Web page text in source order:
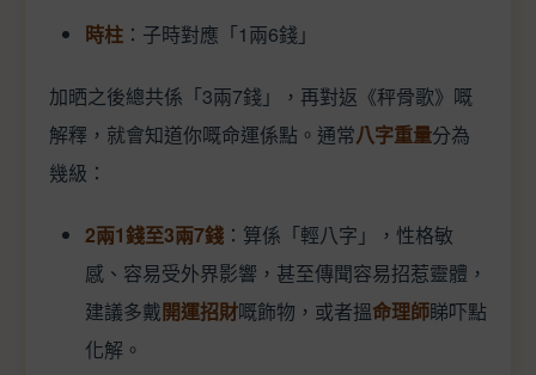
時柱 ：子時對應「1兩6錢」
加晒之後總共係「3兩7錢」，再對返《秤骨歌》嘅
解釋，就會知道你嘅命運係點。通常八字重量分為
幾級：
2兩1錢至3兩7錢 ：算係「輕八字」，性格敏
感、容易受外界影響，甚至傳聞容易招惹靈體，
建議多戴開運招財嘅飾物，或者搵命理師睇吓點
化解。